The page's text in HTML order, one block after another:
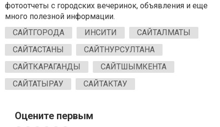
фотоотчеты с городских вечеринок, объявления и еще
много полезной информации.
САЙТГОРОДА
ИНСИТИ
САЙТАЛМАТЫ
САЙТАСТАНЫ
САЙТНУРСУЛТАНА
САЙТКАРАГАНДЫ
САЙТШЫМКЕНТА
САЙТАТЫРАУ
САЙТАКТАУ
Оцените первым